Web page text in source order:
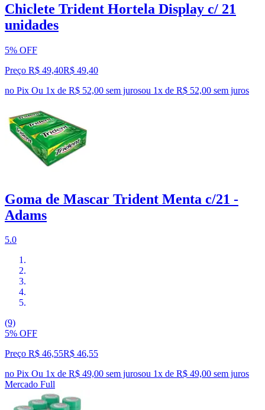
Chiclete Trident Hortela Display c/ 21
unidades
5% OFF
Preço R$ 49,40R$ 49,40
no Pix Ou 1x de R$ 52,00 sem jurosou 1x de R$ 52,00 sem juros
Goma de Mascar Trident Menta c/21 -
Adams
5.0
(9)
5% OFF
Preço R$ 46,55R$ 46,55
no Pix Ou 1x de R$ 49,00 sem jurosou 1x de R$ 49,00 sem juros
Mercado Full